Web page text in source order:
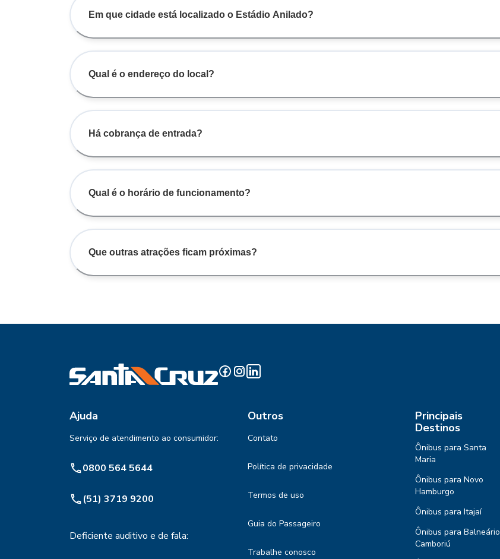
Em que cidade está localizado o Estádio Anilado?
Qual é o endereço do local?
Há cobrança de entrada?
Qual é o horário de funcionamento?
Que outras atrações ficam próximas?
Ajuda
Serviço de atendimento ao consumidor:
0800 564 5644
(51) 3719 9200
Deficiente auditivo e de fala:
Outros
Contato
Política de privacidade
Termos de uso
Guia do Passageiro
Trabalhe conosco
Principais
Destinos
Ônibus para Santa
Maria
Ônibus para Novo
Hamburgo
Ônibus para Itajaí
Ônibus para Balneário
Camboriú